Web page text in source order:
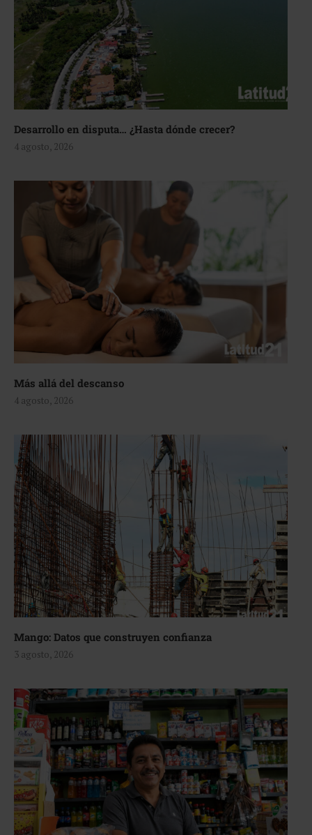
Desarrollo en disputa… ¿Hasta dónde crecer?
4 agosto, 2026
Más allá del descanso
4 agosto, 2026
Mango: Datos que construyen confianza
3 agosto, 2026